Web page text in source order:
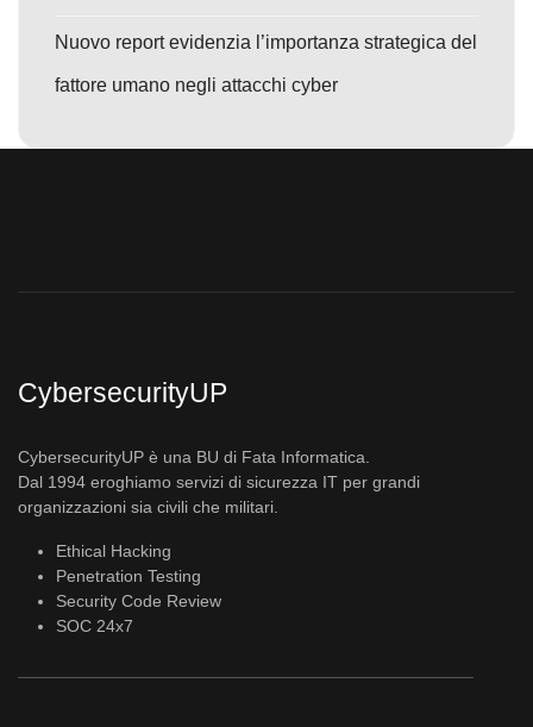
Nuovo report evidenzia l’importanza strategica del
fattore umano negli attacchi cyber
CybersecurityUP
CybersecurityUP è una BU di Fata Informatica.
Dal 1994 eroghiamo servizi di sicurezza IT per grandi
organizzazioni sia civili che militari.
Ethical Hacking
Penetration Testing
Security Code Review
SOC 24x7